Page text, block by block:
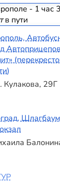
- 1 час
в пути
Кулакова, 29Г